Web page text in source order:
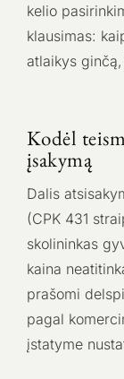
kelio
klausimas:
atlaikys
Kodėl
įsakymą
Dalis
(CPK 431
skolininkas
kaina
prašomi
pagal
įstatyme